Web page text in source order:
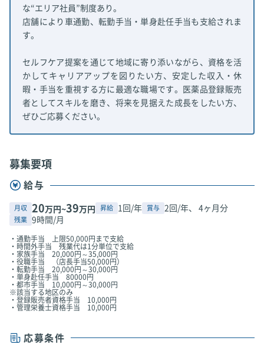
な“エリア社員”制度あり。
店舗により車通勤、転勤手当・単身赴任手当も支給されま
す。
セルフケア提案を通じて地域に寄り添いながら、資格を活
かしてキャリアアップを図りたい方、安定した収入・休
暇・手当を重視する方に最適な職場です。医薬品登録販売
者としてスキルを磨き、将来を見据えた成長をしたい方、
ぜひご応募ください。
募集要項
給与
月収 20万円~39万円 昇給 1回/年 賞与 2回/年、 4ヶ月分
残業 9時間/月
・通勤手当 上限50,000円まで支給
・時間外手当 残業代は1分単位で支給
・家族手当 20,000円～35,000円
・役職手当 （店長手当50,000円）
・転勤手当 20,000円～30,000円
・単身赴任手当 80000円
・都市手当 10,000円～30,000円
※該当する地区のみ
・登録販売者資格手当 10,000円
・管理栄養士資格手当 10,000円
応募条件